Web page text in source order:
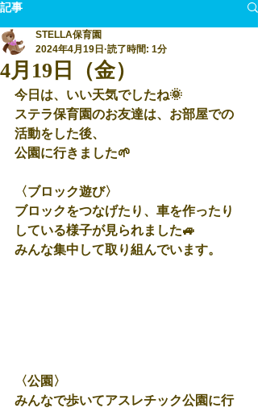
記事
4月19日（金）
STELLA保育園
2024年4月19日 読了時間: 1分
今日は、いい天気でしたね🌞
ステラ保育園のお友達は、お部屋での
活動をした後、
公園に行きました🌱
〈ブロック遊び〉
ブロックをつなげたり、車を作ったり
している様子が見られました🚙
みんな集中して取り組んでいます。
〈公園〉
みんなで歩いてアスレチック公園に行